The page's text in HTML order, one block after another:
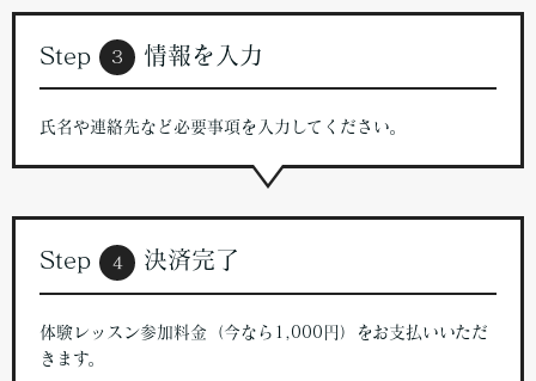
Step ３ 情報を入力
氏名や連絡先など必要事項を入力してください。
Step 4 決済完了
体験レッスン参加料金（今なら1,000円）をお支払いいただ
きます。